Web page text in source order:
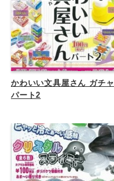
かわいい文具屋さん ガチャ
パート2